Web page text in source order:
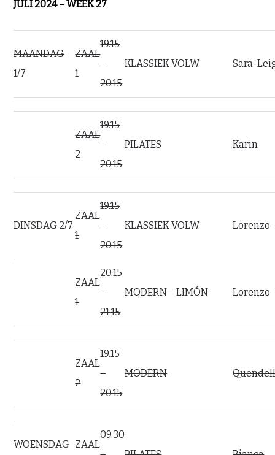
JULI 2024 – WEEK 27
MAANDAG
1/7
ZAAL
1
19.15
–
20.15
KLASSIEK VOLW. Sara-
ZAAL
2
19.15
–
20.15
PILATES Karin
DINSDAG 2/7
ZAAL
1
19.15
–
20.15
KLASSIEK VOLW. Lorenzo
ZAAL
1
20.15
–
21.15
MODERN – LIMÓN Lorenzo
ZAAL
2
19.15
–
20.15
MODERN
WOENSDAG ZAAL
09.30